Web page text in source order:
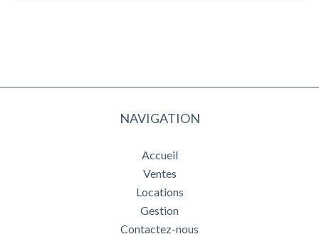
NAVIGATION
Accueil
Ventes
Locations
Gestion
Contactez-nous